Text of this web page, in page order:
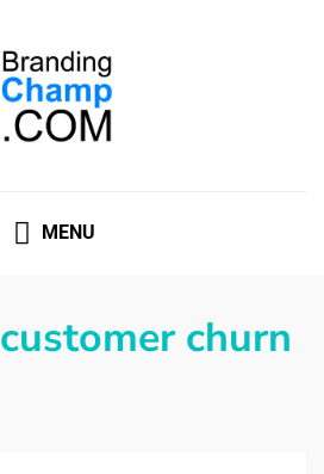
MENU
customer churn